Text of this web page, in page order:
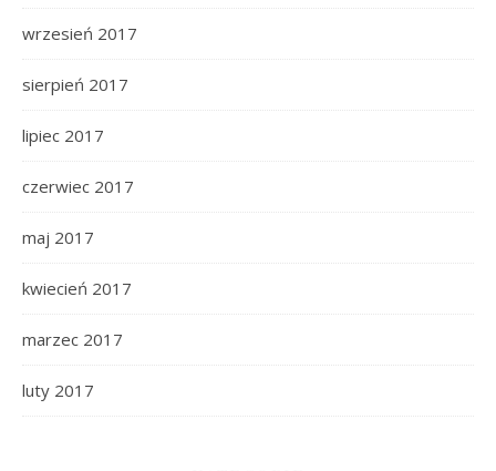
wrzesień 2017
sierpień 2017
lipiec 2017
czerwiec 2017
maj 2017
kwiecień 2017
marzec 2017
luty 2017